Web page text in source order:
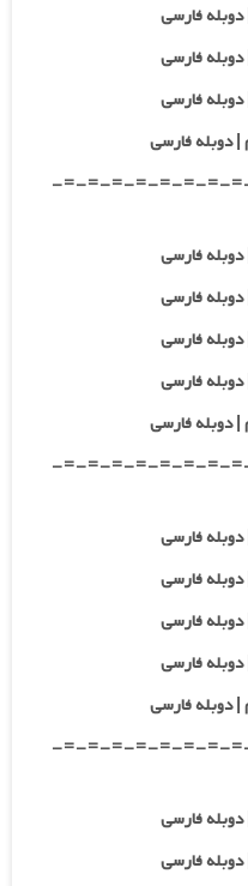
-=-=-=-=-=-=-=-
-=-=-=-=-=-=-=-
-=-=-=-=-=-=-=-